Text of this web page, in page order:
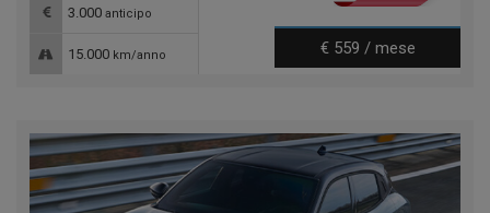
€ 559 / mese
3.000 anticipo
15.000 km/anno